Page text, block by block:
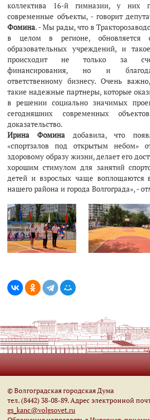
коллектива 16-й гимназии, у них
современные объекты, - говорит
Фомина. - Мы рады, что в
в целом в регионе, обновляется
образовательных учреждений, и
происходит не только за
финансирования, но и
ответственному бизнесу. Очень
такие надежные партнеры, которые
в решении социально значимых
сегодняшних современных
доказательство.
Ирина Фомина добавила, что
«спортзалов под открытым небом»
здоровому образу жизни, делает его
хорошим стимулом для занятий
детей и взрослых чаще воплощаются
нашего района и города Волгограда», -
© Волгоградская городская Дума
тел. (8442) 38-08-89. Адрес электронной
gs_kanc@volgsovet.ru